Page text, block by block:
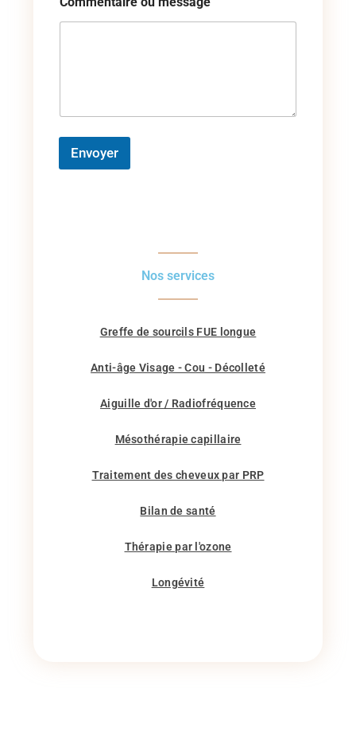
Envoyer
Nos services
Greffe de sourcils FUE longue
Anti-âge Visage - Cou - Décolleté
Aiguille d'or / Radiofréquence
Mésothérapie capillaire
Traitement des cheveux par PRP
Bilan de santé
Thérapie par l'ozone
Longévité